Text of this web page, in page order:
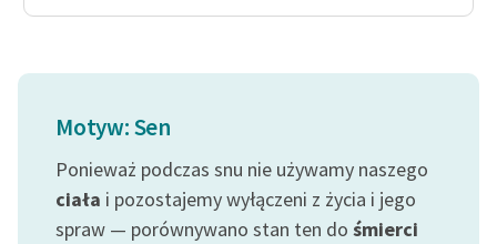
Szkoła Poezji Wolnych
Kontakt
Zespół
Motyw: Sen
Ponieważ podczas snu nie używamy naszego
ciała i pozostajemy wyłączeni z życia i jego
spraw — porównywano stan ten do śmierci